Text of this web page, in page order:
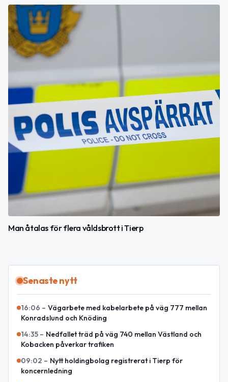
Man åtalas för flera våldsbrott i Tierp
Senaste nytt
16:06 – Vägarbete med kabelarbete på väg 777 mellan
Konradslund och Knöding
14:35 – Nedfallet träd på väg 740 mellan Västland och
Kobacken påverkar trafiken
09:02 – Nytt holdingbolag registrerat i Tierp för
koncernledning